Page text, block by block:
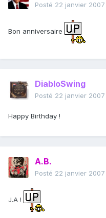
Posté 22 janvier 2007
Bon anniversaire
DiabloSwing
Posté 22 janvier 2007
Happy Birthday !
A.B.
Posté 22 janvier 2007
J.A !